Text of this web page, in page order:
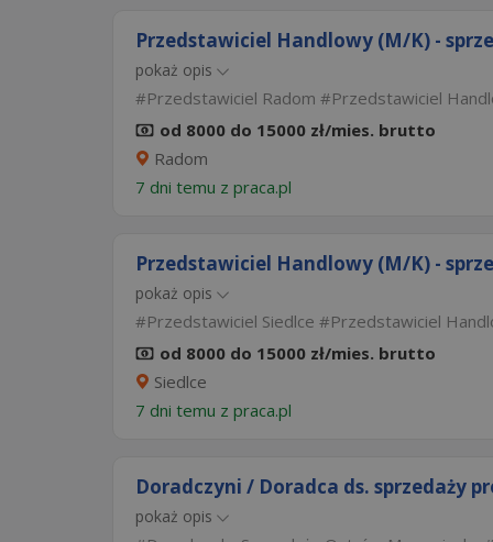
Przedstawiciel Handlowy (M/K) -
pokaż opis
Przedstawiciel Radom
Przedstawiciel
od 8000 do 15000 zł/mies. brutto
Radom
7 dni temu z praca.pl
Przedstawiciel Handlowy (M/K) -
pokaż opis
Przedstawiciel Siedlce
Przedstawiciel
od 8000 do 15000 zł/mies. brutto
Siedlce
7 dni temu z praca.pl
Doradczyni / Doradca ds. sprzedaży
pokaż opis